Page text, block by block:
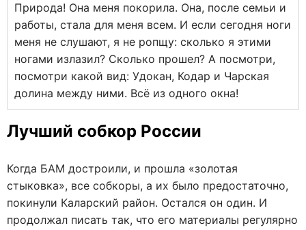
Природа! Она меня покорила. Она, после семьи и
работы, стала для меня всем. И если сегодня ноги
меня не слушают, я не ропщу: сколько я этими
ногами излазил? Сколько прошел? А посмотри,
посмотри какой вид: Удокан, Кодар и Чарская
долина между ними. Всё из одного окна!
Лучший собкор России
Когда БАМ достроили, и прошла «золотая
стыковка», все собкоры, а их было предостаточно,
покинули Каларский район. Остался он один. И
продолжал писать так, что его материалы регулярно